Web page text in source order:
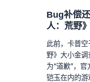
Bug补偿
人：荒野
此前，卡普
野》大小金
为“道歉”，
铠玉在内的